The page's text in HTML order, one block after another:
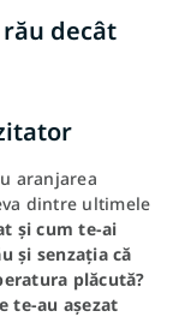
decât
aranjarea
dintre ultimele
și cum te-ai
și senzația că
plăcută?
te-au așezat